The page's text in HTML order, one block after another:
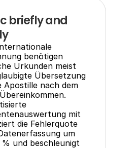
briefly and
benötigen
Urkunden meist
Übersetzung
Apostille nach dem
mit
die Fehlerquote
um
und beschleunigt